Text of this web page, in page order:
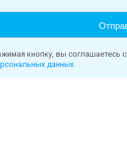
кнопку, вы соглашаетесь с
данных